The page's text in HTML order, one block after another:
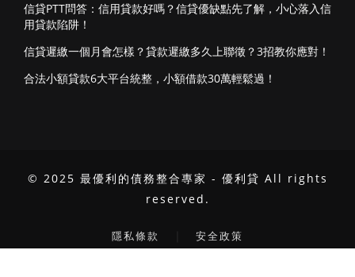
信貸PTT問答：信用貸款好嗎？信貸優缺點先了解，小心落入信
用貸款陷阱！
信貸遲繳一個月會怎樣？貸款遲繳多久上聯徵？3招教你應對！
合法小額貸款6大平台統整，小額借款30萬輕鬆過！
© 2025 最優利的債務整合專家 - 優利貸 All rights
reserved.
隱私條款 安全政策